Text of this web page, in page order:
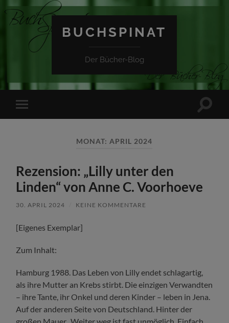
BUCHSPINAT
Der Bücher-Blog
Mobile-
Menü
MONAT:APRIL 2024
Rezension: „Lilly unter den
Linden“ von Anne C. Voorhoeve
30. APRIL 2024 KEINE KOMMENTARE
[Eigenes Exemplar]
Zum Inhalt:
Hamburg 1988. Das Leben von Lilly endet schlagartig,
als ihre Mutter an Krebs stirbt. Die einzigen Verwandten
– ihre Tante, ihr Onkel und deren Kinder – leben in Jena.
Auf der anderen Seite von Deutschland. Hinter der